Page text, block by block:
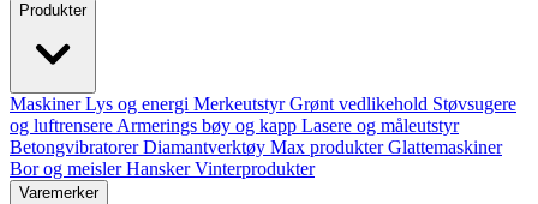
Produkter
MaskinerLys og energi MerkeutstyrGrønt vedlikehold Støvsugere
og luftrensere Armerings bøy og kapp Lasere og måleutstyr
BetongvibratorerDiamantverktøy Max produkterGlattemaskiner
Bor og meislerHanskerVinterprodukter
Varemerker